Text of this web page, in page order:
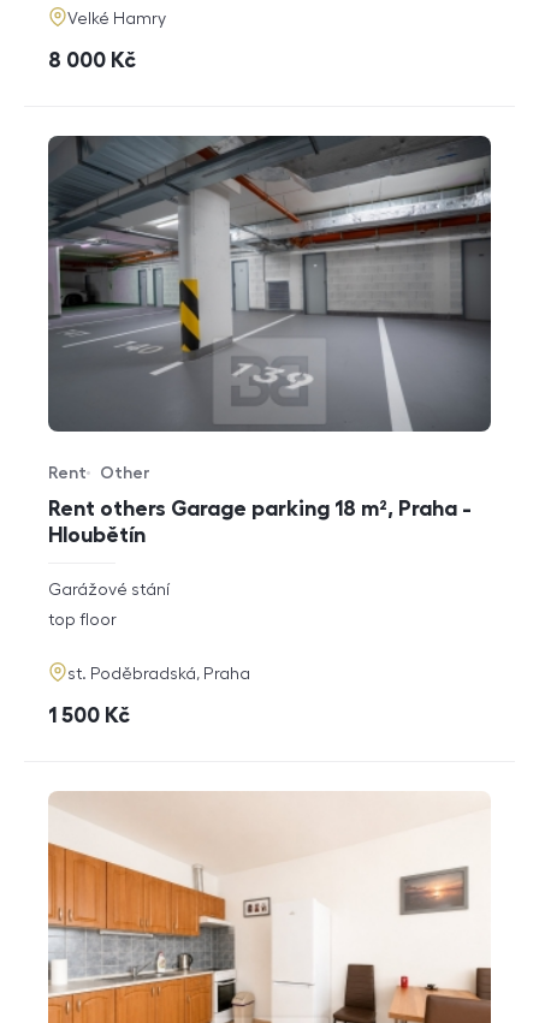
adresa
Velké Hamry
cena
8 000 Kč
Rent others Garage parking 18 m², Praha -
Hloubětín
Offer type
Rent
Property type
Other
rozměry
disposition
Garážové stání
funkce
top floor
adresa
st. Poděbradská, Praha
cena
1 500 Kč